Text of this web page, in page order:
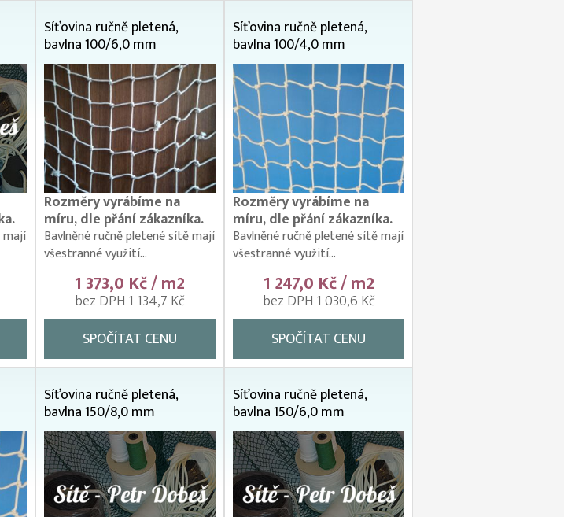
mají
Síťovina ručně pletená,
bavlna 100/6,0 mm
Rozměry vyrábíme na
míru, dle přání zákazníka.
Bavlněné ručně pletené sítě mají
všestranné využití...
1 373,0 Kč / m2
bez DPH 1 134,7 Kč
SPOČÍTAT CENU
Síťovina ručně pletená,
bavlna 100/4,0 mm
Rozměry vyrábíme na
míru, dle přání zákazníka.
Bavlněné ručně pletené sítě mají
všestranné využití...
1 247,0 Kč / m2
bez DPH 1 030,6 Kč
SPOČÍTAT CENU
Síťovina ručně pletená,
bavlna 150/8,0 mm
Síťovina ručně pletená,
bavlna 150/6,0 mm